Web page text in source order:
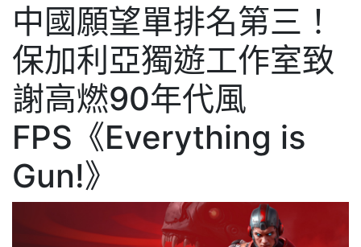
中國願望單排名第三！
保加利亞獨遊工作室致
謝高燃90年代風
FPS《Everything is
Gun!》